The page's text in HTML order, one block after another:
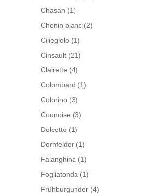
Chasan (1)
Chenin blanc (2)
Ciliegiolo (1)
Cinsault (21)
Clairette (4)
Colombard (1)
Colorino (3)
Counoise (3)
Dolcetto (1)
Dornfelder (1)
Falanghina (1)
Fogliatonda (1)
Frühburgunder (4)